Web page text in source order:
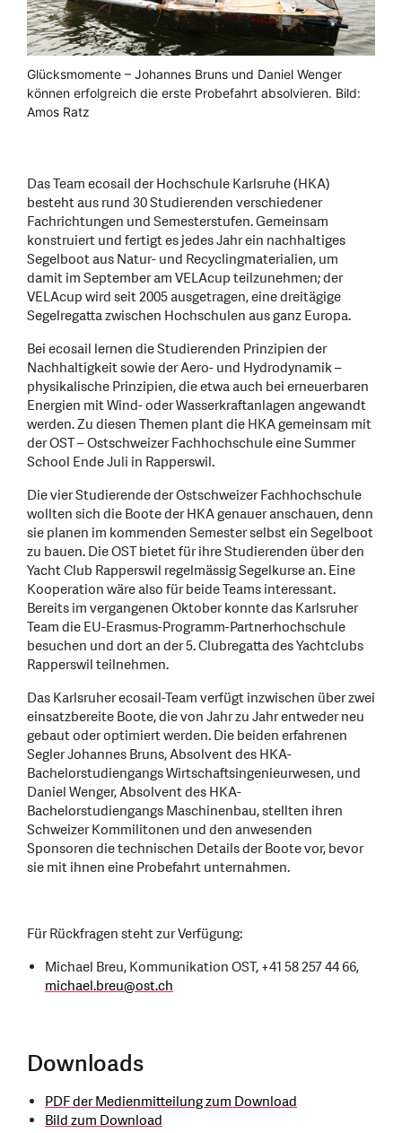
Glücksmomente – Johannes Bruns und Daniel Wenger
können erfolgreich die erste Probefahrt absolvieren. Bild:
Amos Ratz
Das Team ecosail der Hochschule Karlsruhe (HKA)
besteht aus rund 30 Studierenden verschiedener
Fachrichtungen und Semesterstufen. Gemeinsam
konstruiert und fertigt es jedes Jahr ein nachhaltiges
Segelboot aus Natur- und Recyclingmaterialien, um
damit im September am VELAcup teilzunehmen; der
VELAcup wird seit 2005 ausgetragen, eine dreitägige
Segelregatta zwischen Hochschulen aus ganz Europa.
Bei ecosail lernen die Studierenden Prinzipien der
Nachhaltigkeit sowie der Aero- und Hydrodynamik –
physikalische Prinzipien, die etwa auch bei erneuerbaren
Energien mit Wind- oder Wasserkraftanlagen angewandt
werden. Zu diesen Themen plant die HKA gemeinsam mit
der OST – Ostschweizer Fachhochschule eine Summer
School Ende Juli in Rapperswil.
Die vier Studierende der Ostschweizer Fachhochschule
wollten sich die Boote der HKA genauer anschauen, denn
sie planen im kommenden Semester selbst ein Segelboot
zu bauen. Die OST bietet für ihre Studierenden über den
Yacht Club Rapperswil regelmässig Segelkurse an. Eine
Kooperation wäre also für beide Teams interessant.
Bereits im vergangenen Oktober konnte das Karlsruher
Team die EU-Erasmus-Programm-Partnerhochschule
besuchen und dort an der 5. Clubregatta des Yachtclubs
Rapperswil teilnehmen.
Das Karlsruher ecosail-Team verfügt inzwischen über zwei
einsatzbereite Boote, die von Jahr zu Jahr entweder neu
gebaut oder optimiert werden. Die beiden erfahrenen
Segler Johannes Bruns, Absolvent des HKA-
Bachelorstudiengangs Wirtschaftsingenieurwesen, und
Daniel Wenger, Absolvent des HKA-
Bachelorstudiengangs Maschinenbau, stellten ihren
Schweizer Kommilitonen und den anwesenden
Sponsoren die technischen Details der Boote vor, bevor
sie mit ihnen eine Probefahrt unternahmen.
Für Rückfragen steht zur Verfügung:
Michael Breu, Kommunikation OST, +41 58 257 44 66,
michael.breu@ost.ch
Downloads
PDF der Medienmitteilung zum Download
Bild zum Download